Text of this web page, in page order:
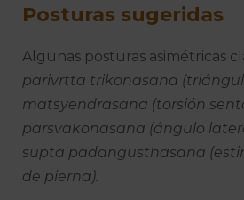
Posturas sugeridas
Algunas posturas asimétricas
parivrtta trikonasana
matsyendrasana (torsión
parsvakonasana (ángulo
supta padangusthasana
de pierna).